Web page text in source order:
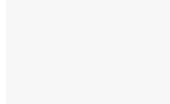
Молитва за
Пом’яни, Господи, Боже наш, у
спочилого раба Твого, брата
Милосердний і
згладжуючи неправди,